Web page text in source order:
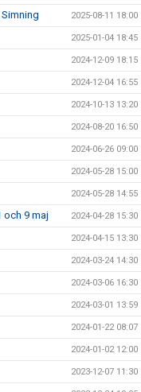
2025-08-11 18:00
2025-01-04 18:45
2024-12-09 18:15
2024-12-04 16:55
2024-10-13 13:20
2024-08-20 16:50
2024-06-26 09:00
2024-05-28 15:00
2024-05-28 14:55
och 9 maj 2024-04-28 15:30
2024-04-15 13:30
2024-03-24 14:30
2024-03-06 16:30
2024-03-01 13:59
2024-01-22 08:07
2024-01-02 12:00
2023-12-07 11:30